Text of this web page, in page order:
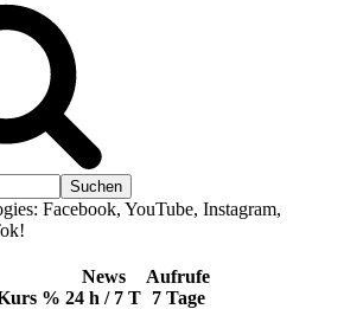
Facebook, YouTube, Instagram,
%
News
24 h / 7 T
Aufrufe
7 Tage